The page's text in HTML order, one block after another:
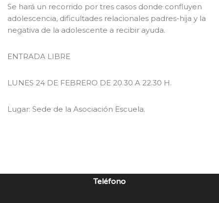
Se hará un recorrido por tres casos donde confluyen
adolescencia, dificultades relacionales padres-hija y la
negativa de la adolescente a recibir ayuda.
ENTRADA LIBRE
LUNES 24 DE FEBRERO DE 20.30 A 22.30 H.
Lugar: Sede de la Asociación Escuela.
Teléfono